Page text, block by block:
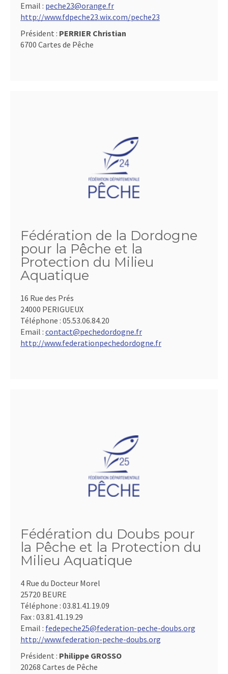
Email : peche23@orange.fr
http://www.fdpeche23.wix.com/peche23
Président : PERRIER Christian
6700 Cartes de Pêche
Fédération de la Dordogne
pour la Pêche et la
Protection du Milieu
Aquatique
16 Rue des Prés
24000 PERIGUEUX
Téléphone : 05.53.06.84.20
Email : contact@pechedordogne.fr
http://www.federationpechedordogne.fr
Fédération du Doubs pour
la Pêche et la Protection du
Milieu Aquatique
4 Rue du Docteur Morel
25720 BEURE
Téléphone : 03.81.41.19.09
Fax : 03.81.41.19.29
Email : fedepeche25@federation-peche-doubs.org
http://www.federation-peche-doubs.org
Président : Philippe GROSSO
20268 Cartes de Pêche